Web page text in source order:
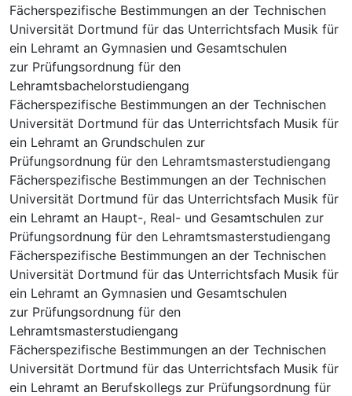
Fächerspezifische Bestimmungen an der Technischen
Universität Dortmund für das Unterrichtsfach Musik für
ein Lehramt an Gymnasien und Gesamtschulen
zur Prüfungsordnung für den
Lehramtsbachelorstudiengang
Fächerspezifische Bestimmungen an der Technischen
Universität Dortmund für das Unterrichtsfach Musik für
ein Lehramt an Grundschulen zur
Prüfungsordnung für den Lehramtsmasterstudiengang
Fächerspezifische Bestimmungen an der Technischen
Universität Dortmund für das Unterrichtsfach Musik für
ein Lehramt an Haupt-, Real- und Gesamtschulen zur
Prüfungsordnung für den Lehramtsmasterstudiengang
Fächerspezifische Bestimmungen an der Technischen
Universität Dortmund für das Unterrichtsfach Musik für
ein Lehramt an Gymnasien und Gesamtschulen
zur Prüfungsordnung für den
Lehramtsmasterstudiengang
Fächerspezifische Bestimmungen an der Technischen
Universität Dortmund für das Unterrichtsfach Musik für
ein Lehramt an Berufskollegs zur Prüfungsordnung für